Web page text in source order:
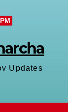
Updates